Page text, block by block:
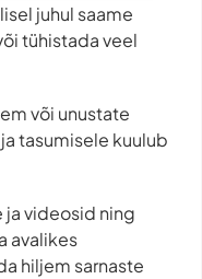
juhul saame
tühistada veel
või unustate
tasumisele kuulub
ja videosid ning
avalikes
hiljem sarnaste